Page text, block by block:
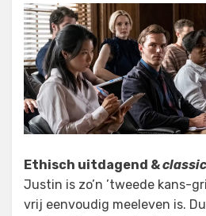
Ethisch uitdagend &classic
Justin is zo’n ’tweede kans-
vrij eenvoudig meeleven is.